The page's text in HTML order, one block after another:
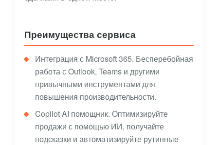
Преимущества сервиса
Интеграция с Microsoft 365. Бесперебойная
работа с Outlook, Teams и другими
привычными инструментами для
повышения производительности.
Copilot AI помощник. Оптимизируйте
продажи с помощью ИИ, получайте
подсказки и автоматизируйте рутинные